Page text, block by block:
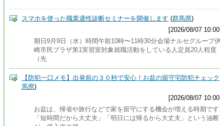
スマホを使った職業適性診断セミナーを開催します (群馬県)
[2026/08/07
期日9月9日（水）時間午前10時〜11時30分会場ナルセグループ
崎市民プラザ第1実習室対象就職活動をしている人定員20人程度
（先
【防犯一口メモ】出発前の３０秒で安心！お盆の留守宅防犯チェック
馬県)
[2026/08/07
お盆は、帰省や旅行などで家を留守にする機会が増える時期で
「短時間だから大丈夫」「明日には帰るから大丈夫」という油断